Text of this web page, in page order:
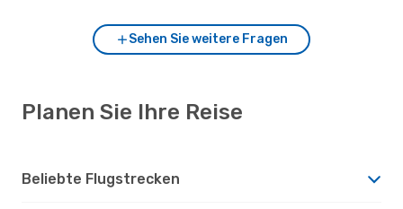
Sehen Sie weitere Fragen
Planen Sie Ihre Reise
Beliebte Flugstrecken